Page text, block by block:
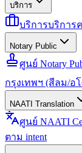
บริการ
บริการบริการ
Notary Public
ศูนย์ Notary
กรุงเทพฯ (สีลม/อ
NAATI Translation
ศูนย์ NAATI
ตาม intent